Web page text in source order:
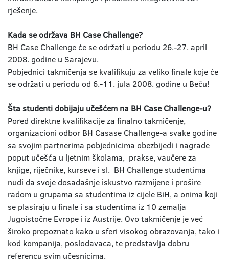
rješenje.
Kada se održava BH Case Challenge?
BH Case Challenge će se održati u periodu 26.-27. april
2008. godine u Sarajevu.
Pobjednici takmičenja se kvalifikuju za veliko finale koje će
se održati u periodu od 6.-11. jula 2008. godine u Beču!
Šta studenti dobijaju učešćem na BH Case Challenge-u?
Pored direktne kvalifikacije za finalno takmičenje,
organizacioni odbor BH Casase Challenge-a svake godine
sa svojim partnerima pobjednicima obezbijedi i nagrade
poput učešća u ljetnim školama, prakse, vaučere za
knjige, riječnike, kurseve i sl. BH Challenge studentima
nudi da svoje dosadašnje iskustvo razmijene i prošire
radom u grupama sa studentima iz cijele BiH, a onima koji
se plasiraju u finale i sa studentima iz 10 zemalja
Jugoistočne Evrope i iz Austrije. Ovo takmičenje je već
široko prepoznato kako u sferi visokog obrazovanja, tako i
kod kompanija, poslodavaca, te predstavlja dobru
referencu svim učesnicima.